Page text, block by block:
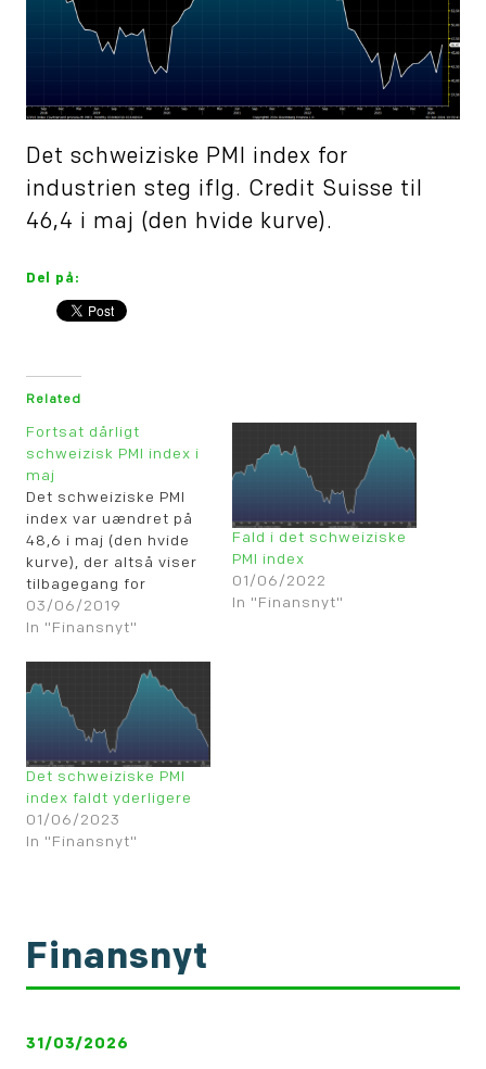
Det schweiziske PMI index for
industrien steg iflg. Credit Suisse til
46,4 i maj (den hvide kurve).
Del på:
Related
Fortsat dårligt
schweizisk PMI index i
maj
Det schweiziske PMI
index var uændret på
48,6 i maj (den hvide
kurve), der altså viser
tilbagegang for
industrien.
03/06/2019
In "Finansnyt"
Fald i det schweiziske
PMI index
01/06/2022
In "Finansnyt"
Det schweiziske PMI
index faldt yderligere
01/06/2023
In "Finansnyt"
Finansnyt
31/03/2026